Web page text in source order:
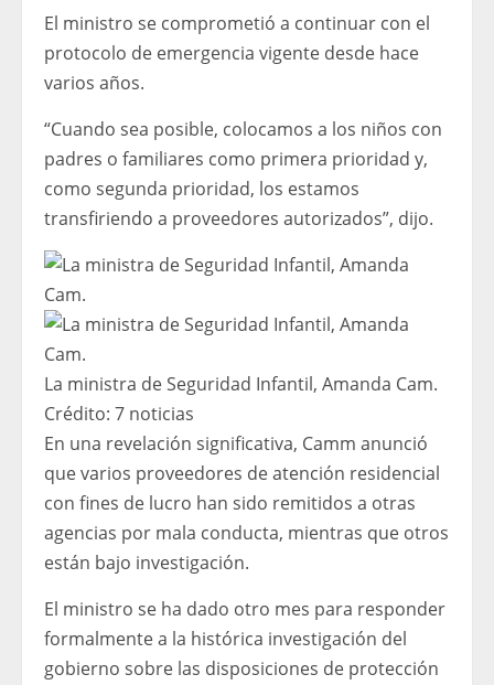
El ministro se comprometió a continuar con el
protocolo de emergencia vigente desde hace
varios años.
“Cuando sea posible, colocamos a los niños con
padres o familiares como primera prioridad y,
como segunda prioridad, los estamos
transfiriendo a proveedores autorizados”, dijo.
La ministra de Seguridad Infantil, Amanda Cam.
Crédito: 7 noticias
En una revelación significativa, Camm anunció
que varios proveedores de atención residencial
con fines de lucro han sido remitidos a otras
agencias por mala conducta, mientras que otros
están bajo investigación.
El ministro se ha dado otro mes para responder
formalmente a la histórica investigación del
gobierno sobre las disposiciones de protección